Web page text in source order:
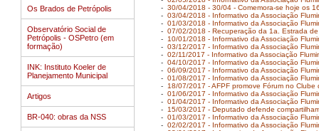
Os Brados de Petrópolis
Observatório Social de
Petrópolis - OSPetro (em
formação)
INK: Instituto Koeler de
Planejamento Municipal
Artigos
BR-040: obras da NSS
- 30/04/2018 - 30/04 - Comemora-se hoje os
- 03/04/2018 - Informativo da Associação
- 01/03/2018 - Informativo da Associação
- 07/02/2018 - Recuperação da 1a. Estrada
- 10/01/2018 - Informativo da Associação
- 03/12/2017 - Informativo da Associação
- 02/11/2017 - Informativo da Associação
- 04/10/2017 - Informativo da Associação
- 06/09/2017 - Informativo da Associação
- 01/08/2017 - Informativo da Associação
- 18/07/2017 - AFPF promove Fórum no Clube
- 01/06/2017 - Informativo da Associação
- 01/04/2017 - Informativo da Associação
- 15/03/2017 - Deputado defende
- 01/03/2017 - Informativo da Associação
- 02/02/2017 - Informativo da Associação